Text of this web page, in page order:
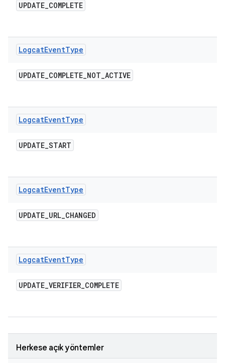
UPDATE_COMPLETE
LogcatEventType
UPDATE_COMPLETE_NOT_ACTIVE
LogcatEventType
UPDATE_START
LogcatEventType
UPDATE_URL_CHANGED
LogcatEventType
UPDATE_VERIFIER_COMPLETE
Herkese açık yöntemler